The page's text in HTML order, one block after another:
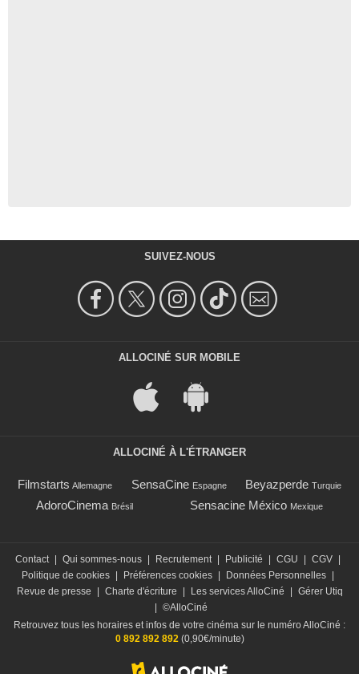
SUIVEZ-NOUS
ALLOCINÉ SUR MOBILE
ALLOCINÉ À L'ÉTRANGER
Filmstarts Allemagne SensaCine Espagne Beyazperde Turquie
AdoroCinema Brésil Sensacine México Mexique
Contact | Qui sommes-nous | Recrutement | Publicité | CGU | CGV |
Politique de cookies | Préférences cookies | Données Personnelles |
Revue de presse
| Charte d'écriture | Les services AlloCiné | Gérer Utiq
| ©AlloCiné
Retrouvez tous les horaires et infos de votre cinéma sur le numéro AlloCiné :
0 892 892 892 (0,90€/minute)